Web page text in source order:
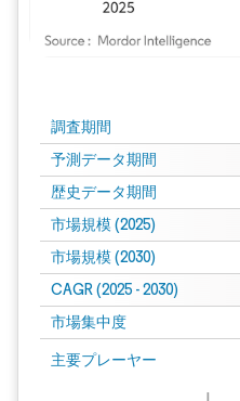
調査期間
予測データ期間
歴史データ期間
市場規模 (2025)
市場規模 (2030)
CAGR (2025 - 2030)
市場集中度
主要プレーヤー